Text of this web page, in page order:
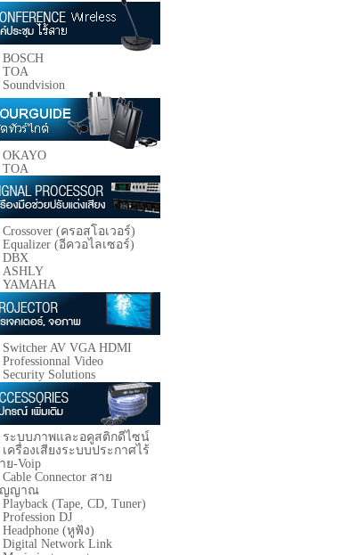
BOSCH
TOA
Soundvision
OKAYO
TOA
Crossover (ครอสโอเวอร์)
Equalizer (อีควอไลเซอร์)
DBX
ASHLY
YAMAHA
Switcher AV VGA HDMI
Professionnal Video
Security Solutions
ระบบภาพและอคูสติกดีไซน์
เครื่องเสียงระบบประกาศไร้
ย-Voip
Cable Connector สาย
ญาณ
Playback (Tape, CD, Tuner)
Profession DJ
Headphone (หูฟัง)
Digital Network Link